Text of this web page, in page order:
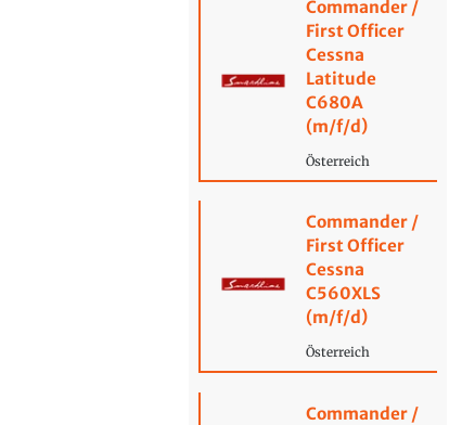
Commander /
First Officer
Cessna
Latitude
C680A
(m/f/d)
Österreich
Commander /
First Officer
Cessna
C560XLS
(m/f/d)
Österreich
Commander /